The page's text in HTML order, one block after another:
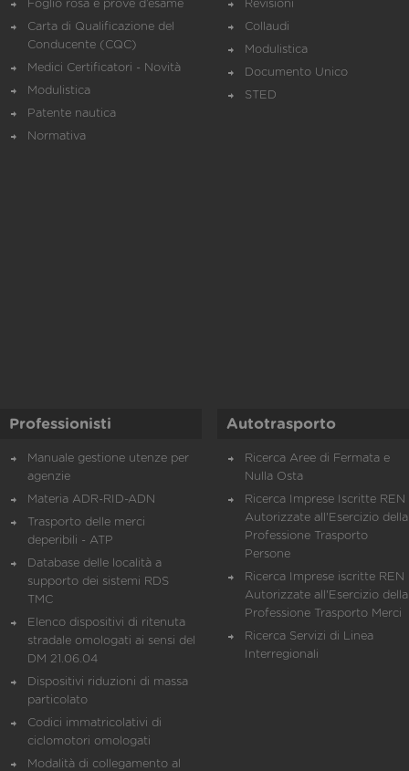
Foglio rosa e prove d’esame
Carta di Qualificazione del
Conducente (CQC)
Medici Certificatori - Novità
Modulistica
Patente nautica
Normativa
Revisioni
Collaudi
Modulistica
Documento Unico
STED
Professionisti
Manuale gestione utenze per
agenzie
Materia ADR-RID-ADN
Trasporto delle merci
deperibili - ATP
Database delle località a
supporto dei sistemi RDS
TMC
Elenco dispositivi di ritenuta
stradale omologati ai sensi del
DM 21.06.04
Dispositivi riduzioni di massa
particolato
Codici immatricolativi di
ciclomotori omologati
Modalità di collegamento al
Autotrasporto
Ricerca Aree di Fermata e
Nulla Osta
Ricerca Imprese Iscritte REN
Autorizzate all'Esercizio della
Professione Trasporto
Persone
Ricerca Imprese iscritte REN
Autorizzate all'Esercizio della
Professione Trasporto Merci
Ricerca Servizi di Linea
Interregionali